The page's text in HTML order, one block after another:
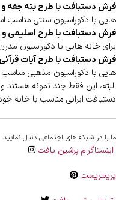
فرش دستبافت با طرح بته جقه و
هایی با دکوراسیون سنتی مناسب
فرش دستبافت با طرح اسلیمی و
برای خانه هایی با دکوراسیون
فرش دستبافت با طرح آیات
هایی با دکوراسیون مذهبی
البته، این فقط چند نمونه
دستبافت ایرانی مناسب با خانه
ما را در شبکه های اجتماعی دنبال نمایید
اینستاگرام پرشین بافت
پرینتریست